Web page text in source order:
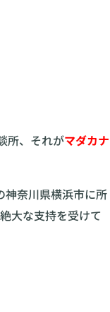
所、それがマダカナ
神奈川県横浜市に所
大な支持を受けて